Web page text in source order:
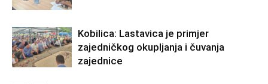
Kobilica: Lastavica je primjer
zajedničkog okupljanja i čuvanja
zajednice